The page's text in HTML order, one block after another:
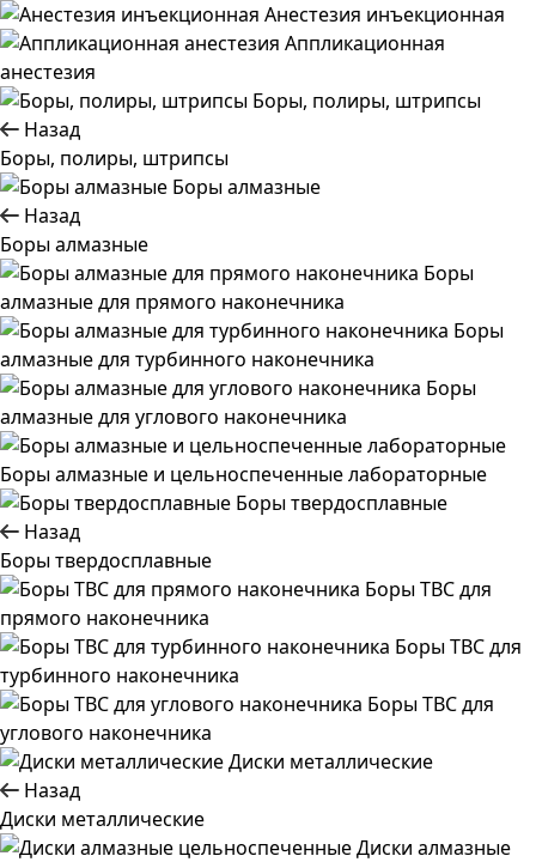
Анестезия инъекционная
Аппликационная
анестезия
Боры, полиры, штрипсы
Назад
Боры, полиры, штрипсы
Боры алмазные
Назад
Боры алмазные
Боры
алмазные для прямого наконечника
Боры
алмазные для турбинного наконечника
Боры
алмазные для углового наконечника
Боры алмазные и цельноспеченные лабораторные
Боры твердосплавные
Назад
Боры твердосплавные
Боры ТВС для
прямого наконечника
Боры ТВС для
турбинного наконечника
Боры ТВС для
углового наконечника
Диски металлические
Назад
Диски металлические
Диски алмазные